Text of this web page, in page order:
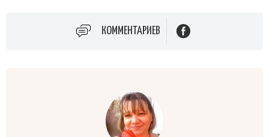
КОММЕНТАРИЕВ